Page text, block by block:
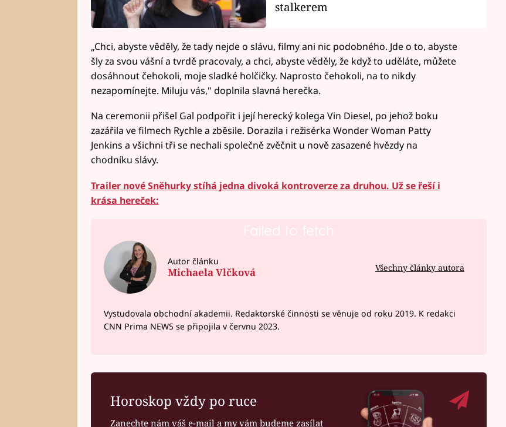
stalkerem
„Chci, abyste věděly, že tady nejde o slávu, filmy ani nic podobného. Jde o to, abyste
šly za svou vášní a tvrdě pracovaly, a chci, abyste věděly, že když to uděláte, můžete
dosáhnout čehokoli, moje sladké holčičky. Naprosto čehokoli, na to nikdy
nezapomínejte. Miluju vás," doplnila slavná herečka.
Na ceremonii přišel Gal podpořit i její herecký kolega Vin Diesel, po jehož boku
zazářila ve filmech Rychle a zběsile. Dorazila i režisérka Wonder Woman Patty
Jenkins a všichni tři se nechali společně zvěčnit u nově zasazené hvězdy na
chodníku slávy.
Trailer nové Sněhurky stíhá jedna divoká kontroverze za druhou. Už se řeší i
krása hereček:
Failed to fetch
Autor článku
Michaela Vlčková Všechny články autora
Vystudovala obchodní akademii. Redaktorské činnosti se věnuje od roku 2019. K redakci
CNN Prima NEWS se připojila v červnu 2023.
Horoskop vždy po ruce
Zanechte nám váš e-mail a my vám budeme zasílat